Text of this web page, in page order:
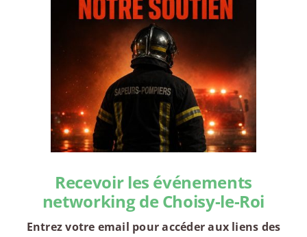
Recevoir les événements
networking de Choisy-le-Roi
Entrez votre email pour accéder aux liens des